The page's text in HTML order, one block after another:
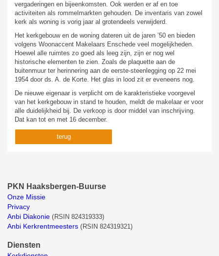
vergaderingen en bijeenkomsten. Ook werden er af en toe
activiteiten als rommelmarkten gehouden. De inventaris van zowel
kerk als woning is vorig jaar al grotendeels verwijderd.
Het kerkgebouw en de woning dateren uit de jaren ’50 en bieden
volgens Woonaccent Makelaars Enschede veel mogelijkheden.
Hoewel alle ruimtes zo goed als leeg zijn, zijn er nog wel
historische elementen te zien. Zoals de plaquette aan de
buitenmuur ter herinnering aan de eerste-steenlegging op 22 mei
1954 door ds. A. de Korte. Het glas in lood zit er eveneens nog.
De nieuwe eigenaar is verplicht om de karakteristieke voorgevel
van het kerkgebouw in stand te houden, meldt de makelaar er voor
alle duidelijkheid bij. De verkoop is door middel van inschrijving.
Dat kan tot en met 16 december.
terug
PKN Haaksbergen-Buurse
Onze Missie
Privacy
Anbi Diakonie (RSIN 824319333)
Anbi Kerkrentmeesters (RSIN 824319321)
Diensten